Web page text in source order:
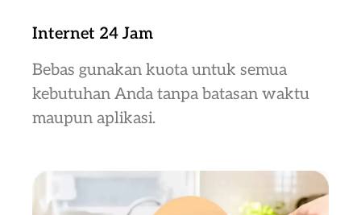
Internet 24 Jam
Bebas gunakan kuota untuk semua
kebutuhan Anda tanpa batasan waktu
maupun aplikasi.